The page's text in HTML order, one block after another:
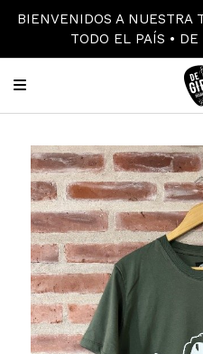
BIENVENIDOS A NUESTRA
TODO EL PAÍS •